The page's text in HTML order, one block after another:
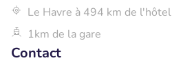
Le Havre à 494 km de l'hôtel
1km de la gare
Contact